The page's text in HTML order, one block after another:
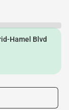
Hamel Blvd